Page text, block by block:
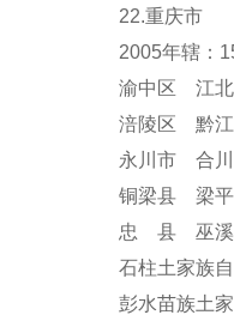
22.重庆市
2005年辖
渝中区 江
涪陵区 黔
永川市 合
铜梁县 梁
忠 县 巫溪
石柱土家族
彭水苗族土